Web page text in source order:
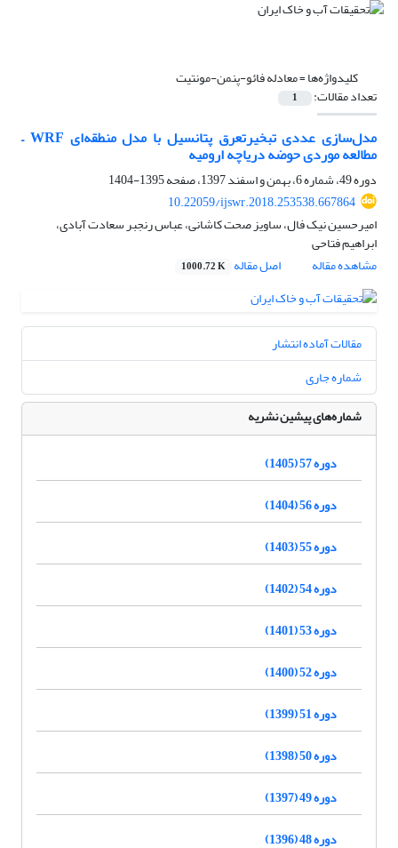
کلیدواژه‌ها =معادله فائو-پنمن-مونتیت
تعداد مقالات: 1
مدل‌سازی عددی تبخیرتعرق پتانسیل با مدل منطقه‌ای WRF –
مطالعه موردی حوضه دریاچه ارومیه
دوره 49، شماره 6، بهمن و اسفند 1397، صفحه
1395-1404
10.22059/ijswr.2018.253538.667864
امیرحسین نیک فال، ساویز صحت کاشانی، عباس رنجبر سعادت آبادی،
ابراهیم فتاحی
مشاهده مقاله
اصل مقاله 1000.72 K
مقالات آماده انتشار
شماره جاری
شماره‌های پیشین نشریه
دوره 57 (1405)
دوره 56 (1404)
دوره 55 (1403)
دوره 54 (1402)
دوره 53 (1401)
دوره 52 (1400)
دوره 51 (1399)
دوره 50 (1398)
دوره 49 (1397)
دوره 48 (1396)